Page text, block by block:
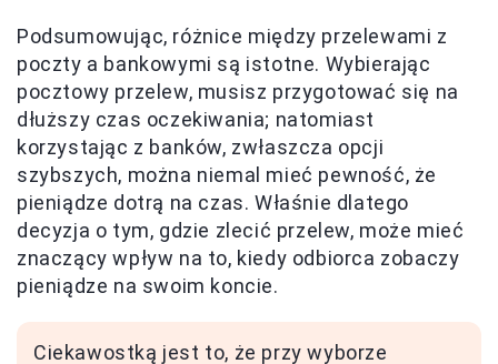
Podsumowując, różnice między przelewami z
poczty a bankowymi są istotne. Wybierając
pocztowy przelew, musisz przygotować się na
dłuższy czas oczekiwania; natomiast
korzystając z banków, zwłaszcza opcji
szybszych, można niemal mieć pewność, że
pieniądze dotrą na czas. Właśnie dlatego
decyzja o tym, gdzie zlecić przelew, może mieć
znaczący wpływ na to, kiedy odbiorca zobaczy
pieniądze na swoim koncie.
Ciekawostką jest to, że przy wyborze